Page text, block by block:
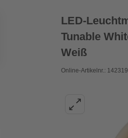
LED-
Tunable
Weiß
Online-Artikelnr.: